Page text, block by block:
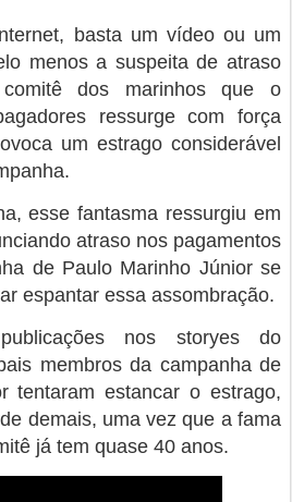
basta um vídeo ou um
menos a suspeita de atraso
dos marinhos que o
ressurge com força
um estrago considerável
esse fantasma ressurgiu em
atraso nos pagamentos
de Paulo Marinho Júnior se
espantar essa assombração.
nos storyes do
membros da campanha de
tentaram estancar o estrago,
demais, uma vez que a fama
já tem quase 40 anos.